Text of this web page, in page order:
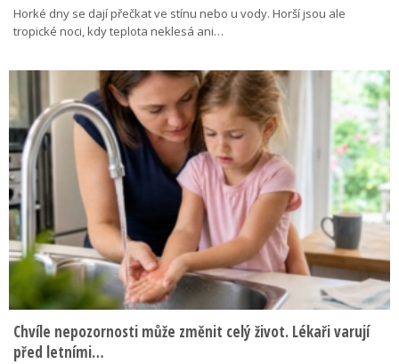
Horké dny se dají přečkat ve stínu nebo u vody. Horší jsou ale
tropické noci, kdy teplota neklesá ani…
Chvíle nepozornosti může změnit celý život. Lékaři varují
před letními…